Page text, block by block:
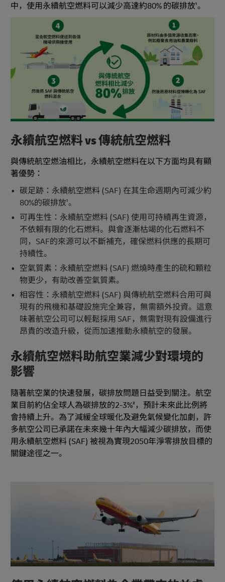
中，使用永續航空燃料可以減少高達約80% 的碳排放¹。
永續航空燃料 vs 傳統航空燃料
與傳統航空燃油相比，永續航空燃料在以下方面均具有顯
著優勢：
碳足跡：永續航空燃料 (SAF) 在其生命週期內可減少約
80%的碳排放¹。
可再生性：永續航空燃料 (SAF) 使用可持續再生資源，
不依賴有限的化石燃料。與會逐漸枯竭的化石燃料不
同，SAF的來源可以不斷補充，確保燃料供應的長期可
持續性。
空氣質素：永續航空燃料 (SAF) 燃燒時產生的硫和顆粒
物更少，有助改善空氣質素。
相容性：永續航空燃料 (SAF) 與傳統航空燃料合用可與
現有的飛機和基礎設施完全兼容，無需額外投資。這意
味著航空公司可以輕鬆採用 SAF，無需對現有設備進行
昂貴的改造升級，從而加速推動永續航空的發展。
永續航空燃料助航空業減少對環境的
影響
隨著航空業的快速發展，碳排放問題日益受到關注。航空
業目前約佔全球人為碳排放的2-3%²，預計未來此比例將
會持續上升。為了減緩全球暖化及避免氣候變化加劇，許
多航空公司已承諾在未來幾十年內大幅減少碳排放，而使
用永續航空燃料 (SAF) 被視為實現2050年淨零排放目標的
關鍵途徑之一。